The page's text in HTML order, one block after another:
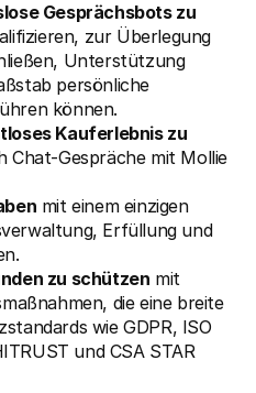
Gesprächsbots zu
zur Überlegung
Unterstützung
persönliche
können.
Kauferlebnis zu
Chat-Gespräche mit Mollie
mit einem einzigen
Erfüllung und
zu schützen mit
die eine breite
wie GDPR, ISO
und CSA STAR